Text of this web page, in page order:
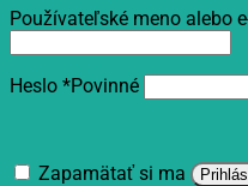
Používateľské meno alebo
Heslo *Povinné
Zapamätať si ma